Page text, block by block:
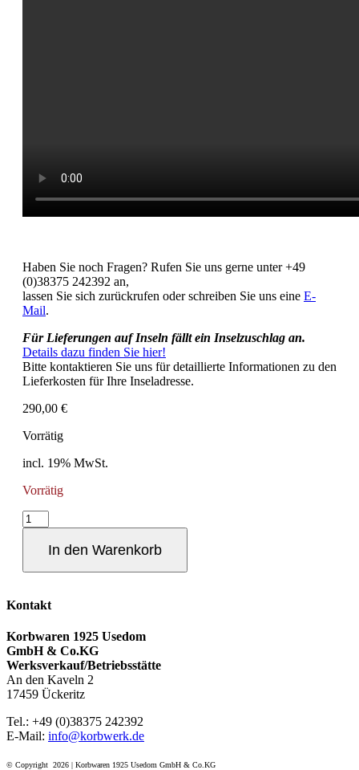
Haben Sie noch Fragen? Rufen Sie uns gerne unter +49
(0)38375 242392 an,
lassen Sie sich zurückrufen oder schreiben Sie uns eine E-
Mail.
Für Lieferungen auf Inseln fällt ein Inselzuschlag an.
Details dazu finden Sie hier!
Bitte kontaktieren Sie uns für detaillierte Informationen zu den
Lieferkosten für Ihre Inseladresse.
290,00 €
Vorrätig
incl. 19% MwSt.
Vorrätig
Drehkranz
Einsitzer
MengeIn den Warenkorb
Kontakt
Korbwaren 1925 Usedom
GmbH & Co.KG
Werksverkauf/Betriebsstätte
An den Kaveln 2
17459 Ückeritz
Tel.: +49 (0)38375 242392
E-Mail: info@korbwerk.de
© Copyright 2026 | Korbwaren 1925 Usedom GmbH & Co.KG